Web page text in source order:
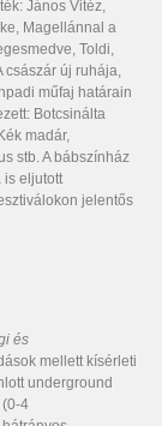
János Vitéz,
Magellánnal a
Toldi,
császár új ruhája,
műfaj határain
Botcsinálta
madár,
stb. A bábszínház
is eljutott
jelentős
és
mellett kísérleti
underground
(0-4